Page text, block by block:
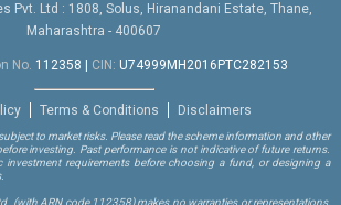
Pvt. Ltd : 1808, Solus, Hiranandani Estate, Thane,
Maharashtra - 400607
No. 112358 CIN: U74999MH2016PTC282153
Terms & Conditions Disclaimers
to market risks. Please read the scheme information and other
investing. Past performance is not indicative of future returns.
investment requirements before choosing a fund, or designing a